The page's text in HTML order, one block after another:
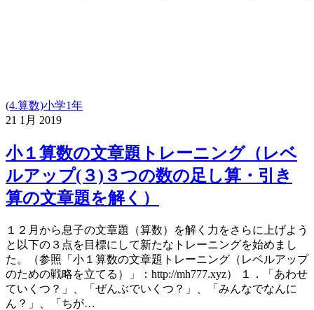
(4.算数)小学1年
21 1月 2019
小１算数の文章題トレーニング（レベ
ルアップ(３)３つの数の足し算・引き
算の文章題を解く）
１２月から息子の文章題（算数）を解く力をさらに上げよう
と以下の３点を目標にして新たなトレーニングを始めまし
た。（参照「小１算数の文章題トレーニング（レベルアップ
のための戦略を立てる）」：http://mh777.xyz） １．「あわせ
ていくつ？」、「ぜんぶでいくつ？」、「みんなでなんに
ん？」、「ちが…